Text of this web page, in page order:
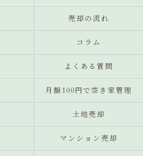
売却の流れ
コラム
よくある質問
月額100円で空き家管理
土地売却
マンション売却